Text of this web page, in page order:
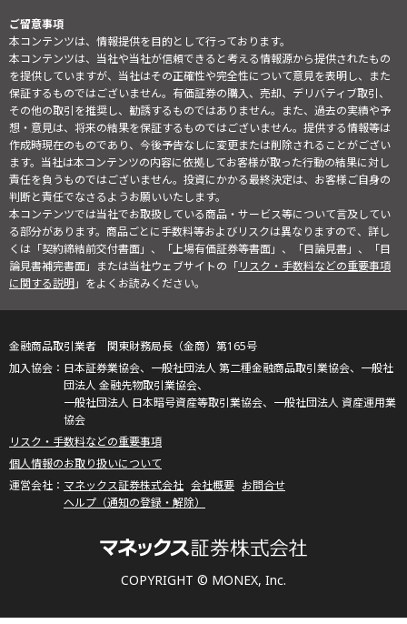
ご留意事項
本コンテンツは、情報提供を目的として行っております。
本コンテンツは、当社や当社が信頼できると考える情報源から提供されたもの
を提供していますが、当社はその正確性や完全性について意見を表明し、また
保証するものではございません。有価証券の購入、売却、デリバティブ取引、
その他の取引を推奨し、勧誘するものではありません。また、過去の実績や予
想・意見は、将来の結果を保証するものではございません。提供する情報等は
作成時現在のものであり、今後予告なしに変更または削除されることがござい
ます。当社は本コンテンツの内容に依拠してお客様が取った行動の結果に対し
責任を負うものではございません。投資にかかる最終決定は、お客様ご自身の
判断と責任でなさるようお願いいたします。
本コンテンツでは当社でお取扱している商品・サービス等について言及してい
る部分があります。商品ごとに手数料等およびリスクは異なりますので、詳し
くは「契約締結前交付書面」、「上場有価証券等書面」、「目論見書」、「目
論見書補完書面」または当社ウェブサイトの「リスク・手数料などの重要事項
に関する説明」をよくお読みください。
COPYRIGHT © MONEX, Inc.
金融商品取引業者 関東財務局長（金商）第165号
日本証券業協会、一般社団法人 第二種金融商品取引業協会、一般社
団法人 金融先物取引業協会、
一般社団法人 日本暗号資産等取引業協会、一般社団法人 資産運用業
協会
リスク・手数料などの重要事項
個人情報のお取り扱いについて
マネックス証券株式会社 会社概要 お問合せ
ヘルプ（通知の登録・解除）